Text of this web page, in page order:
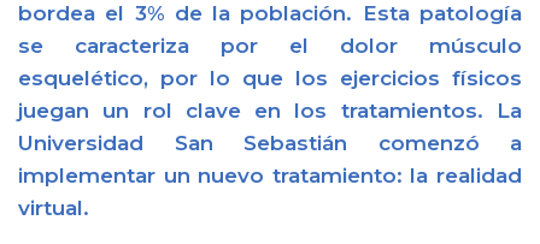
bordea el 3% de la población. Esta patología
se caracteriza por el dolor músculo
esquelético, por lo que los ejercicios físicos
juegan un rol clave en los tratamientos. La
Universidad San Sebastián comenzó a
implementar un nuevo tratamiento: la realidad
virtual.